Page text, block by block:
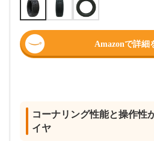
Amazonで詳細
コーナリング性能と操作性
イヤ